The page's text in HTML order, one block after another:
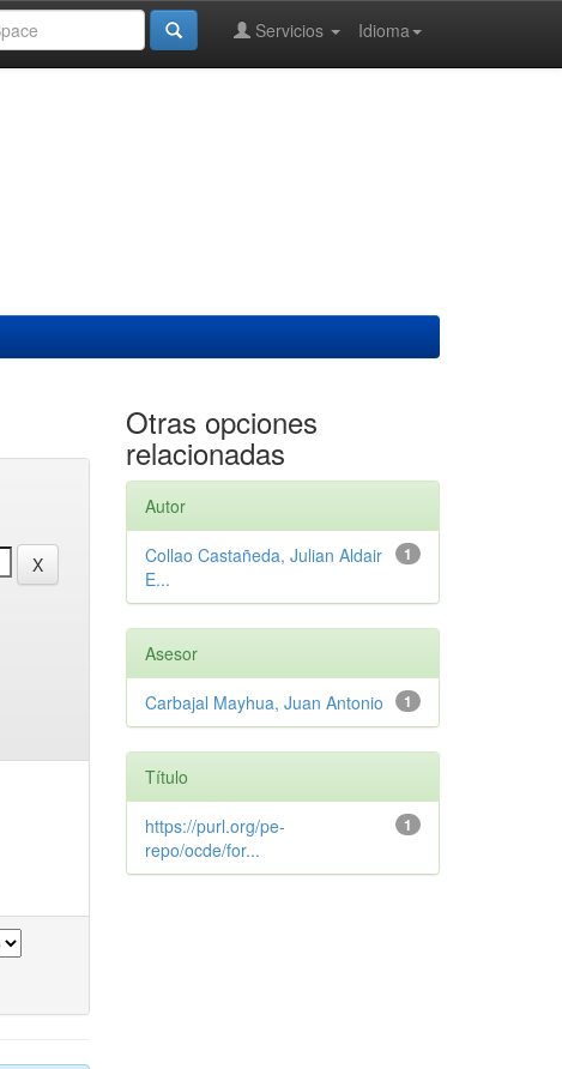
Idioma
Servicios
Otras opciones
relacionadas
Autor
1
Collao Castañeda, Julian Aldair
E...
Asesor
1
Carbajal Mayhua, Juan Antonio
Título
1
https://purl.org/pe-
repo/ocde/for...